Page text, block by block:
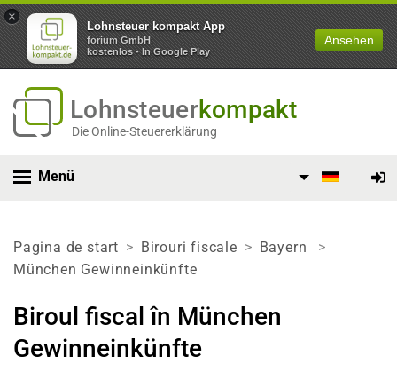
×
Lohnsteuer kompakt App
forium GmbH
kostenlos - In Google Play
Ansehen
Lohnsteuerkompakt
Die Online-Steuererklärung
Menü
Pagina de start Birouri fiscale
Bayern
München Gewinneinkünfte
Biroul fiscal în München
Gewinneinkünfte